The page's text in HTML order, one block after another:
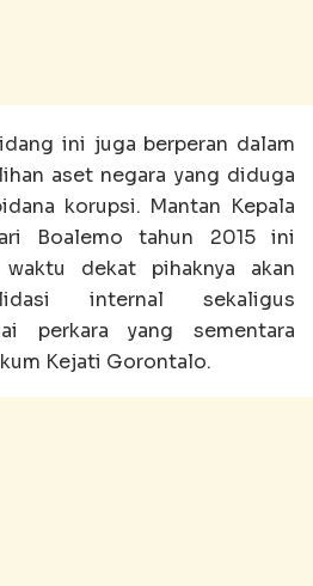
ini juga berperan dalam
aset negara yang diduga
korupsi. Mantan Kepala
Boalemo tahun 2015 ini
waktu dekat pihaknya akan
internal sekaligus
perkara yang sementara
Kejati Gorontalo.